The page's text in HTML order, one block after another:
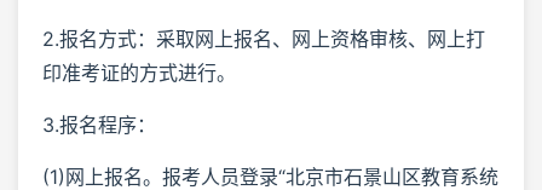
2.报名方式：采取网上报名、网上资格审核、网上打
印准考证的方式进行。
3.报名程序：
(1)网上报名。报考人员登录“北京市石景山区教育系统